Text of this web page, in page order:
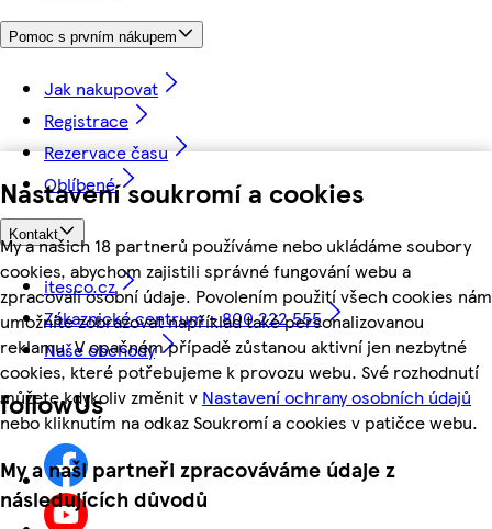
Nastavení soukromí a cookies
My a našich 18 partnerů používáme nebo ukládáme soubory
cookies, abychom zajistili správné fungování webu a
zpracovali osobní údaje. Povolením použití všech cookies nám
umožníte zobrazovat například také personalizovanou
reklamu. V opačném případě zůstanou aktivní jen nezbytné
cookies, které potřebujeme k provozu webu. Své rozhodnutí
můžete kdykoliv změnit v Nastavení ochrany osobních údajů
nebo kliknutím na odkaz Soukromí a cookies v patičce webu.
My a naši partneři zpracováváme údaje z
následujících důvodů
Pomoc s prvním nákupem
Jak nakupovat
Registrace
Rezervace času
Oblíbené
Kontakt
itesco.cz
Zákaznické centrum - 800 222 555
Naše obchody
followUs